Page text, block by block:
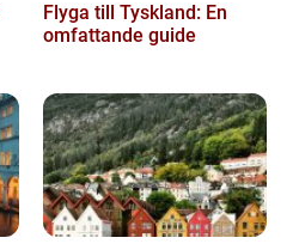
Flyga till Tyskland: En
omfattande guide